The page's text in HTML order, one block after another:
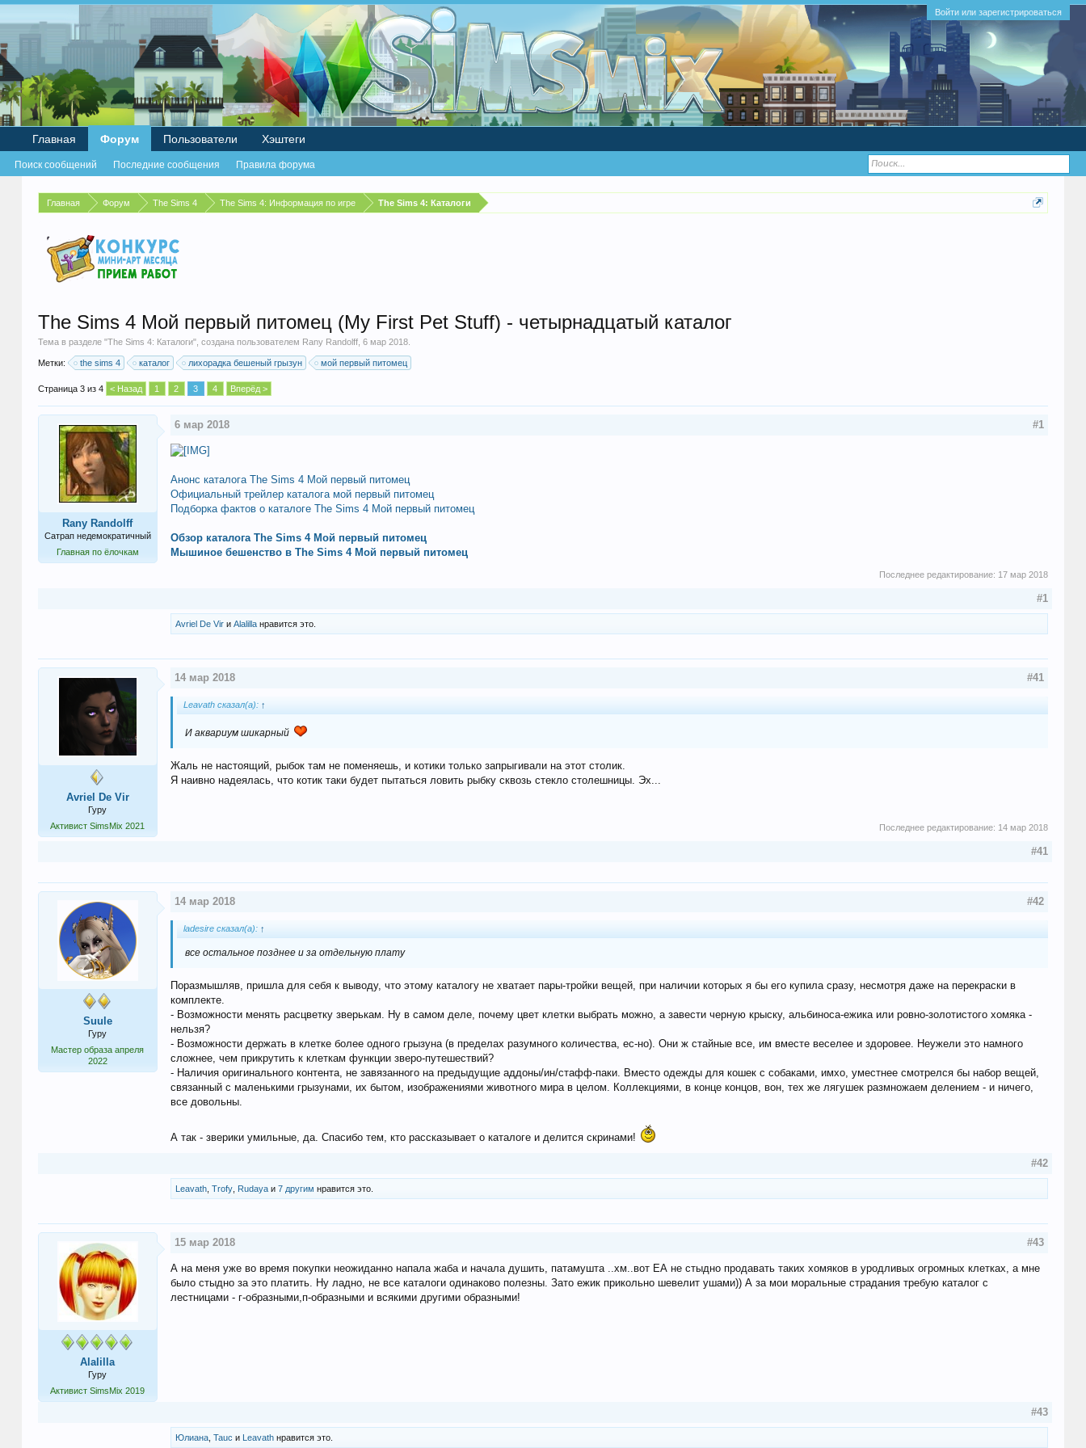
Войти или зарегистрироваться
Главная Форум The Sims 4 The Sims 4: Информация по игре The Sims 4: Каталоги
The Sims 4 Мой первый питомец (My First Pet Stuff) - четырнадцатый каталог
Тема в разделе "The Sims 4: Каталоги", создана пользователем Rany Randolff, 6 мар 2018.
Метки: the sims 4 каталог лихорадка бешеный грызун мой первый питомец
Страница 3 из 4 < Назад 1 2 3 4 Вперёд >
Rany Randolff
Сатрап недемократичный
Главная по ёлочкам
6 мар 2018 #1
Анонс каталога The Sims 4 Мой первый питомец
Официальный трейлер каталога мой первый питомец
Подборка фактов о каталоге The Sims 4 Мой первый питомец
Обзор каталога The Sims 4 Мой первый питомец
Мышиное бешенство в The Sims 4 Мой первый питомец
Последнее редактирование: 17 мар 2018
#1
Avriel De Virи Alalillaнравится это.
Avriel De Vir
Гуру
Активист SimsMix 2021
14 мар 2018 #41
Leavath сказал(а): ↑
И аквариум шикарный
Жаль не настоящий, рыбок там не поменяешь, и котики только запрыгивали на этот столик.
Я наивно надеялась, что котик таки будет пытаться ловить рыбку сквозь стекло столешницы. Эх...
Последнее редактирование: 14 мар 2018
#41
Suule
Гуру
Мастер образа апреля
2022
14 мар 2018 #42
ladesire сказал(а): ↑
все остальное позднее и за отдельную плату
Поразмышляв, пришла для себя к выводу, что этому каталогу не хватает пары-тройки вещей, при наличии которых я бы его купила сразу, несмотря даже на перекраски в
комплекте.
- Возможности менять расцветку зверькам. Ну в самом деле, почему цвет клетки выбрать можно, а завести черную крыску, альбиноса-ежика или ровно-золотистого хомяка -
нельзя?
- Возможности держать в клетке более одного грызуна (в пределах разумного количества, ес-но). Они ж стайные все, им вместе веселее и здоровее. Неужели это намного
сложнее, чем прикрутить к клеткам функции зверо-путешествий?
- Наличия оригинального контента, не завязанного на предыдущие аддоны/ин/стафф-паки. Вместо одежды для кошек с собаками, имхо, уместнее смотрелся бы набор вещей,
связанный с маленькими грызунами, их бытом, изображениями животного мира в целом. Коллекциями, в конце концов, вон, тех же лягушек размножаем делением - и ничего,
все довольны.
А так - зверики умильные, да. Спасибо тем, кто рассказывает о каталоге и делится скринами!
#42
Leavath, Trofy, Rudayaи 7 другим нравится это.
Alalilla
Гуру
Активист SimsMix 2019
15 мар 2018 #43
А на меня уже во время покупки неожиданно напала жаба и начала душить, патамушта ..хм..вот ЕА не стыдно продавать таких хомяков в уродливых огромных клетках, а мне
было стыдно за это платить. Ну ладно, не все каталоги одинаково полезны. Зато ежик прикольно шевелит ушами)) А за мои моральные страдания требую каталог с
лестницами - г-образными,п-образными и всякими другими образными!
#43
Юлиана, Tauc и Leavathнравится это.
Главная Форум
Поиск сообщений Последние сообщения Правила форума
Пользователи Хэштеги